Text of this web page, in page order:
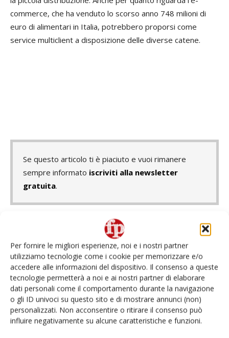
Per fornire le migliori esperienze, noi e i nostri partner
utilizziamo tecnologie come i cookie per memorizzare e/o
accedere alle informazioni del dispositivo. Il consenso a queste
tecnologie permetterà a noi e ai nostri partner di elaborare
dati personali come il comportamento durante la navigazione
o gli ID univoci su questo sito e di mostrare annunci (non)
personalizzati. Non acconsentire o ritirare il consenso può
influire negativamente su alcune caratteristiche e funzioni.
commerce, che ha venduto lo scorso anno 748 milioni di
euro di alimentari in Italia, potrebbero proporsi come
service multiclient a disposizione delle diverse catene.
Se questo articolo ti è piaciuto e vuoi rimanere
sempre informato iscriviti alla newsletter
gratuita.
Fabio Massimo Pallottini
Macfrut2018
Manifesto dei Grossisiti Europei
Mercati all'ingrosso
Renzo Piraccini
Valentino Di Pisa
Facebook Twitter